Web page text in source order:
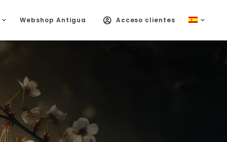
Webshop Antigua Acceso clientes